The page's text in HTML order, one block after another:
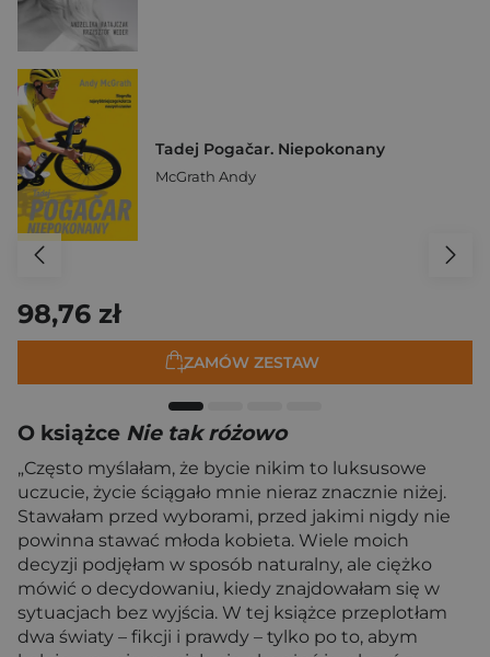
Tadej Pogačar. Niepokonany
McGrath Andy
98,76 zł
ZAMÓW ZESTAW
O książce Nie tak różowo
„Często myślałam, że bycie nikim to luksusowe
uczucie, życie ściągało mnie nieraz znacznie niżej.
Stawałam przed wyborami, przed jakimi nigdy nie
powinna stawać młoda kobieta. Wiele moich
decyzji podjęłam w sposób naturalny, ale ciężko
mówić o decydowaniu, kiedy znajdowałam się w
sytuacjach bez wyjścia. W tej książce przeplotłam
dwa światy – fikcji i prawdy – tylko po to, abym